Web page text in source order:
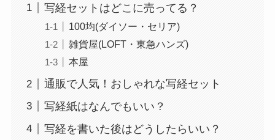
写経セットはどこに売ってる？
100均(ダイソー・セリア)
雑貨屋(LOFT・東急ハンズ)
本屋
通販で人気！おしゃれな写経セット
写経紙はなんでもいい？
写経を書いた後はどうしたらいい？